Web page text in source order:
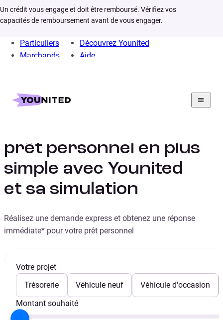
Un crédit vous engage et doit être remboursé. Vérifiez vos
capacités de remboursement avant de vous engager.
Particuliers
Marchands
Découvrez Younited
Aide
Home
prêt personnel en plus
simple avec Younited
et sa simulation
Réalisez une demande express et obtenez une réponse
immédiate* pour votre prêt personnel
Votre projet
Trésorerie
Véhicule neuf
Véhicule d'occasion
Montant souhaité